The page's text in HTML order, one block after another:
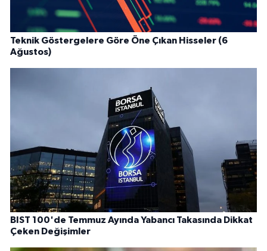
Teknik Göstergelere Göre Öne Çıkan Hisseler (6
Ağustos)
BIST 100'de Temmuz Ayında Yabancı Takasında Dikkat
Çeken Değişimler